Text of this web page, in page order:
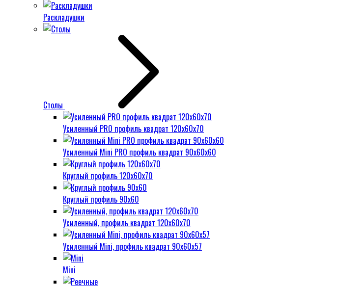
Раскладушки
Столы
Усиленный PRO профиль квадрат 120х60х70
Усиленный Mini PRO профиль квадрат 90х60х60
Круглый профиль 120х60х70
Круглый профиль 90х60
Усиленный, профиль квадрат 120х60х70
Усиленный Mini, профиль квадрат 90х60х57
Mini